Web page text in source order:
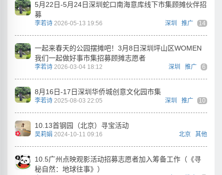
5月22日-5月24日深圳蛇口南海意库线下市集顾摊伙伴招
募
李若诗 2026-05-13 19:56 深圳 推广 14
一起来春天的公园摆摊吧！3月8日深圳坪山区WOMEN
我们一起做好事市集招募顾摊志愿者
李若诗 2026-03-04 18:12 深圳 推广 6
8月16日-17日深圳华侨城创意文化园市集
李若诗 2025-08-03 22:05 深圳 推广 10
10.13首钢园（北京）寻宝活动
吴莉娟 2024-10-11 09:16 北京 其他
10.5广州点映观影活动招募志愿者加入筹备工作（《寻
秘自然：地球往事》）